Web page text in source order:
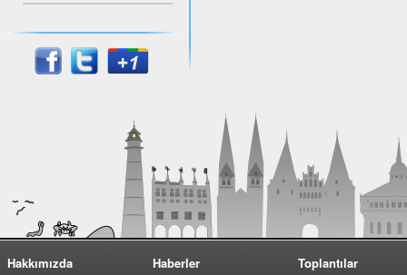
Hakkımızda
Haberler
Toplantılar